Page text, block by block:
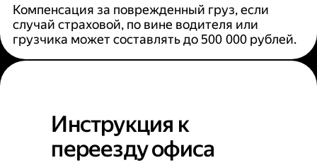
Компенсация за поврежденный груз, если
случай страховой, по вине водителя или
грузчика может составлять до 500 000 рублей.
Инструкция к
переезду офиса